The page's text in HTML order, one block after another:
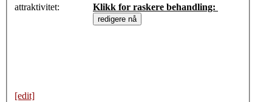
attraktivitet: Klikk for raskere behandling:
[edit]